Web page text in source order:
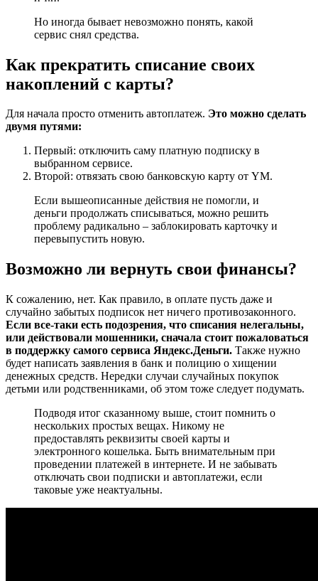
Но иногда бывает невозможно понять, какой
сервис снял средства.
Как прекратить списание своих
накоплений с карты?
Для начала просто отменить автоплатеж. Это можно сделать
двумя путями:
Первый: отключить саму платную подписку в
выбранном сервисе.
Второй: отвязать свою банковскую карту от YM.
Если вышеописанные действия не помогли, и
деньги продолжать списываться, можно решить
проблему радикально – заблокировать карточку и
перевыпустить новую.
Возможно ли вернуть свои финансы?
К сожалению, нет. Как правило, в оплате пусть даже и
случайно забытых подписок нет ничего противозаконного.
Если все-таки есть подозрения, что списания нелегальны,
или действовали мошенники, сначала стоит пожаловаться
в поддержку самого сервиса Яндекс.Деньги. Также нужно
будет написать заявления в банк и полицию о хищении
денежных средств. Нередки случаи случайных покупок
детьми или родственниками, об этом тоже следует подумать.
Подводя итог сказанному выше, стоит помнить о
нескольких простых вещах. Никому не
предоставлять реквизиты своей карты и
электронного кошелька. Быть внимательным при
проведении платежей в интернете. И не забывать
отключать свои подписки и автоплатежи, если
таковые уже неактуальны.